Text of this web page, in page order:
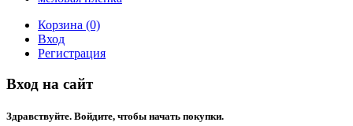
Корзина (0)
Вход
Регистрация
Вход на сайт
Здравствуйте. Войдите, чтобы начать покупки.